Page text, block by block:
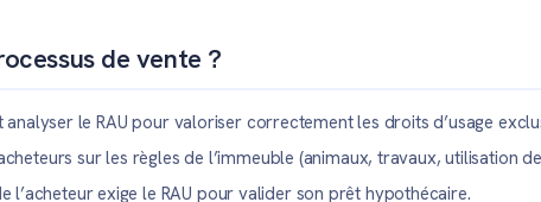
de vente ?
le RAU pour valoriser correctement les droits d’usage
sur les règles de l’immeuble (animaux, travaux, utilisation
l’acheteur exige le RAU pour valider son prêt hypothécaire.